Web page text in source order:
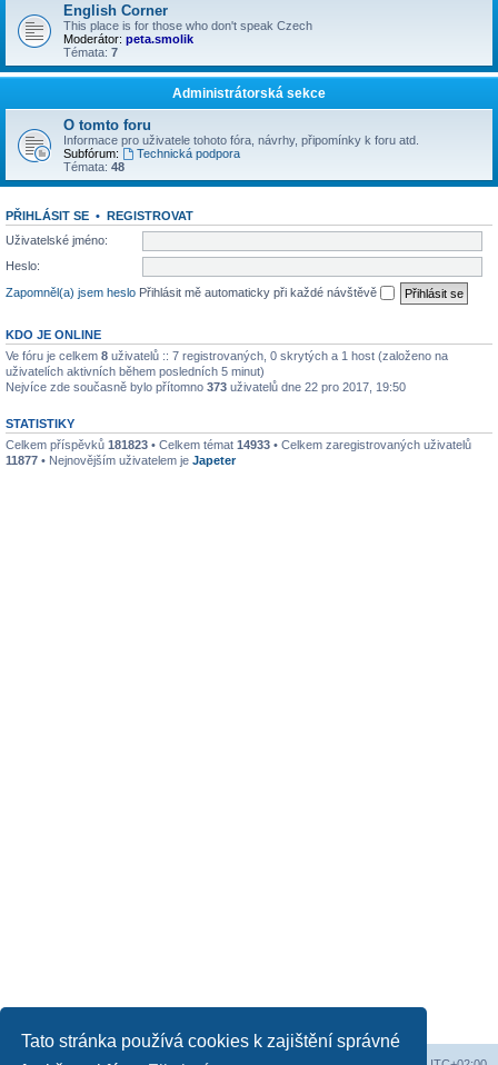
Tato stránka používá cookies k zajištění správné
English Corner
This place is for those who don't speak Czech
Moderátor: peta.smolik
Témata: 7
Administrátorská sekce
O tomto foru
Informace pro uživatele tohoto fóra, návrhy, připomínky k foru atd.
Subfórum:
Technická podpora
Témata: 48
PŘIHLÁSIT SE • REGISTROVAT
Uživatelské jméno:
Heslo:
Zapomněl(a) jsem heslo Přihlásit mě automaticky při každé návštěvě
KDO JE ONLINE
Ve fóru je celkem 8 uživatelů :: 7 registrovaných, 0 skrytých a 1 host (založeno na
uživatelích aktivních během posledních 5 minut)
Nejvíce zde současně bylo přítomno 373 uživatelů dne 22 pro 2017, 19:50
STATISTIKY
Celkem příspěvků 181823 • Celkem témat 14933 • Celkem zaregistrovaných uživatelů
11877 • Nejnovějším uživatelem je Japeter